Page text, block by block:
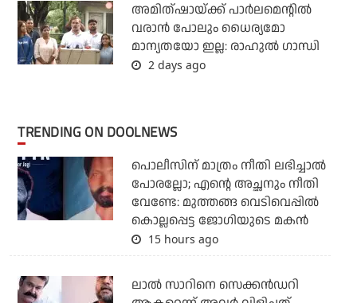
അമിത്ഷായ്ക്ക് പാര്‍ലമെന്റില്‍
വരാന്‍ പോലും ധൈര്യമോ
മാന്യതയോ ഇല്ല: രാഹുല്‍ ഗാന്ധി
2 days ago
TRENDING ON DOOLNEWS
പൊലീസിന് മാത്രം നീതി ലഭിച്ചാല്‍
പോരല്ലോ; എന്റെ അച്ഛനും നീതി
വേണ്ടേ: മുത്തങ്ങ വെടിവെപ്പില്‍
കൊല്ലപ്പെട്ട ജോഗിയുടെ മകന്‍
15 hours ago
ലാല്‍ സാറിനെ സെക്കന്‍ഡറി